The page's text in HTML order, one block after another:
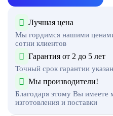
Лучшая цена
Мы гордимся нашими
сотни клиентов
Гарантия от 2 до 5 лет
Точный срок гарантии
Мы производители!
Благодаря этому Вы имеете
изготовления и поставки